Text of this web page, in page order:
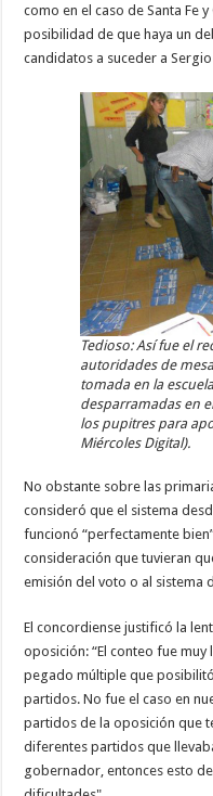
como en el caso de Santa Fe
posibilidad de que haya un
candidatos a suceder a
Tedioso: Así fue el
autoridades de
tomada en la
desparramadas en
los pupitres para
Miércoles Digital).
No obstante sobre las
consideró que el sistema
funcionó “perfectamente
consideración que tuvieran
emisión del voto o al sistema
El concordiense justificó la
oposición: “El conteo fue
pegado múltiple que
partidos. No fue el caso en
partidos de la oposición que
diferentes partidos que
gobernador, entonces esto